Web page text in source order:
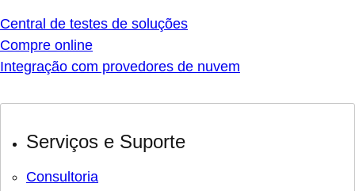
Central de testes de soluções
Compre online
Integração com provedores de nuvem
Serviços e Suporte
Consultoria